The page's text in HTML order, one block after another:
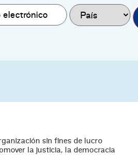
(Obligatorio)
País
sin fines de lucro
la justicia, la democracia